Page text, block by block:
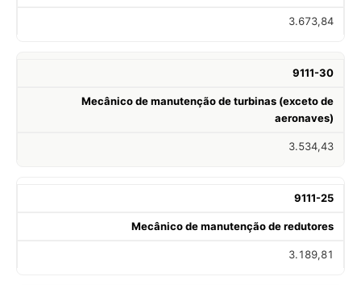
3.673,84
9111-30
Mecânico de manutenção de turbinas (exceto de
aeronaves)
3.534,43
9111-25
Mecânico de manutenção de redutores
3.189,81